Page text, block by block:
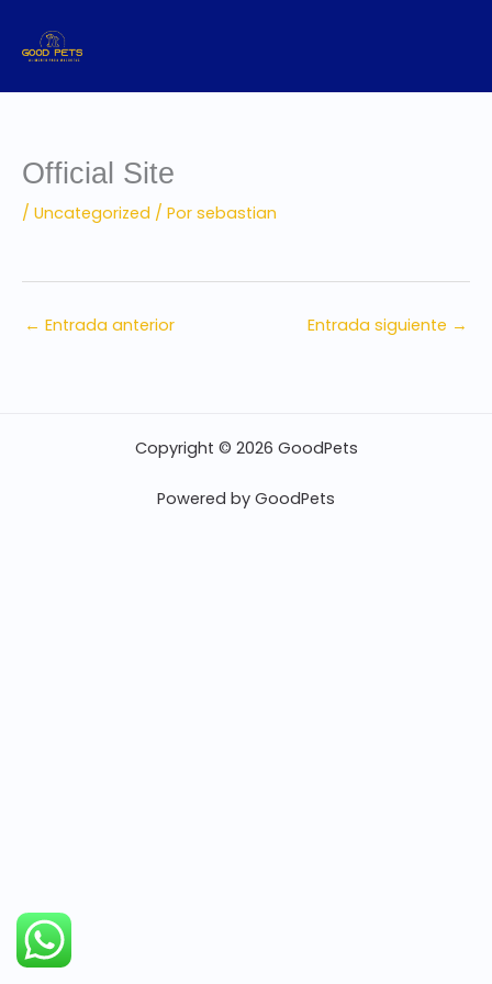
contenido
Official Site
/ Uncategorized / Por sebastian
← Entrada anterior Entrada siguiente →
Copyright © 2026 GoodPets
Powered by GoodPets